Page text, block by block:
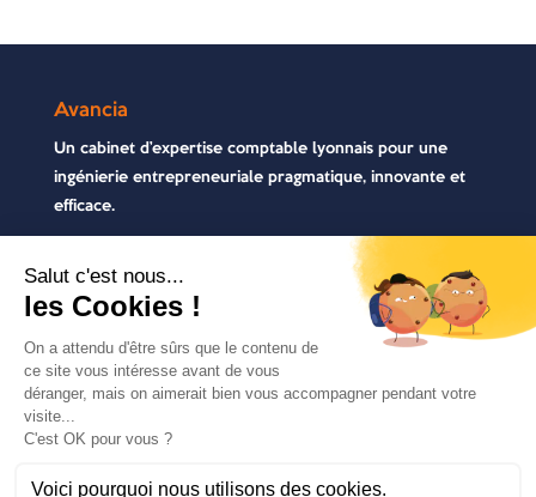
Avancia
Un cabinet d’expertise comptable lyonnais pour une
ingénierie entrepreneuriale pragmatique, innovante et
efficace.
Contactez-nous
04 72 71 54 72
30, rue Pré Gaudry, 69007 Lyon
contact@avancia.fr